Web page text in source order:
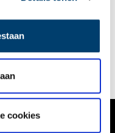
cookies